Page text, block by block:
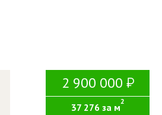
2 900 000
37 276 за м
2